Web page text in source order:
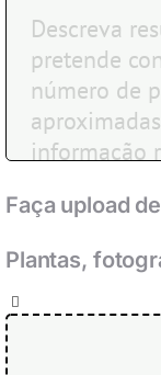
Faça upload
Plantas,